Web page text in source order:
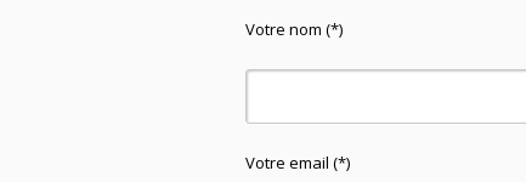
Votre nom (*)
Votre email (*)